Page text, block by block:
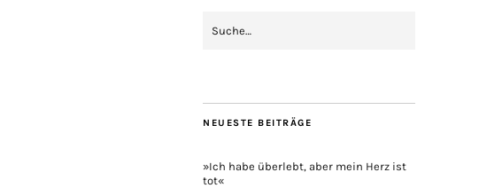
NEUESTE BEITRÄGE
»Ich habe überlebt, aber mein Herz ist
tot«